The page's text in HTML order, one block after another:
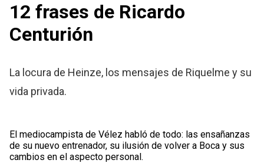
12 frases de Ricardo
Centurión
La locura de Heinze, los mensajes de Riquelme y su
vida privada.
El mediocampista de Vélez habló de todo: las ensañanzas
de su nuevo entrenador, su ilusión de volver a Boca y sus
cambios en el aspecto personal.